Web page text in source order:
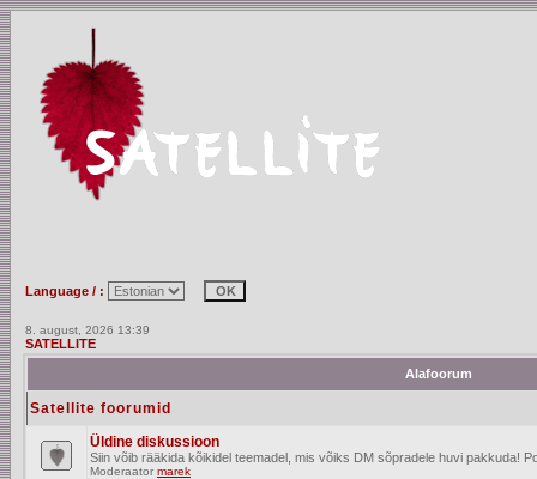
Language / :
8. august, 2026 13:39
SATELLITE
Alafoorum
Satellite foorumid
Üldine diskussioon
Siin võib rääkida kõikidel teemadel, mis võiks DM sõpradele huvi pakkuda!
Moderaator marek